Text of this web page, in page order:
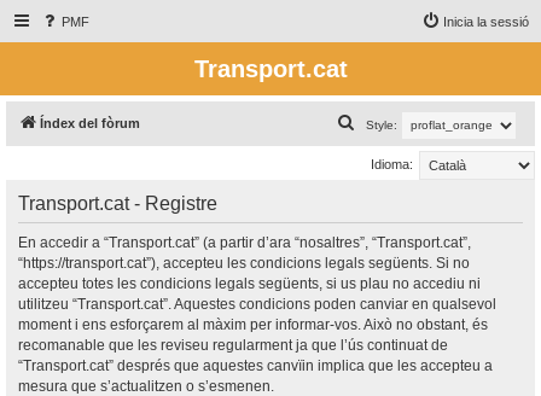
PMF Inicia la sessió
Transport.cat
Índex del fòrum Style:
e
a
Idioma:
Transport.cat - Registre
En accedir a “Transport.cat” (a partir d’ara “nosaltres”, “Transport.cat”,
“https://transport.cat”), accepteu les condicions legals següents. Si no
accepteu totes les condicions legals següents, si us plau no accediu ni
utilitzeu “Transport.cat”. Aquestes condicions poden canviar en qualsevol
moment i ens esforçarem al màxim per informar-vos. Això no obstant, és
recomanable que les reviseu regularment ja que l’ús continuat de
“Transport.cat” després que aquestes canvïin implica que les accepteu a
mesura que s’actualitzen o s’esmenen.